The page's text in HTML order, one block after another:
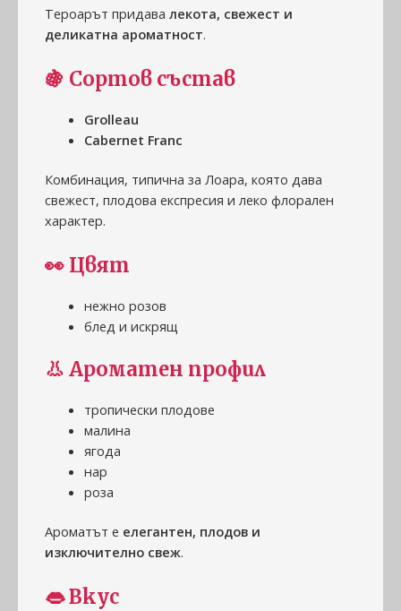
Тероарът придава лекота, свежест и
деликатна ароматност.
🍇 Сортов състав
Grolleau
Cabernet Franc
Комбинация, типична за Лоара, която дава
свежест, плодова експресия и леко флорален
характер.
👀 Цвят
нежно розов
блед и искрящ
👃 Ароматен профил
тропически плодове
малина
ягода
нар
роза
Ароматът е елегантен, плодов и
изключително свеж.
👄Вкус